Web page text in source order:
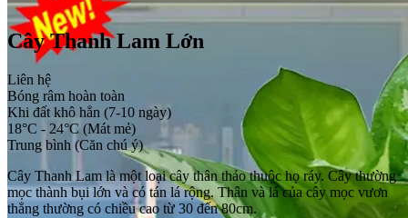
Cây Thanh Lam Lớn
Liên hệ
Bóng râm hoàn toàn
Khi đất khô hẳn (7-10 ngày)
18°C - 24°C (Mát mẻ)
Trung bình (Căn chú ý)
Cây Thanh Lam là một loại cây thân thảo thuộc họ ráy. Cây thường
mọc thành bụi lớn và có tán lá rộng. Thân và lá của cây mọc vươn
thẳng thường có chiều cao từ 30 đến 80cm.